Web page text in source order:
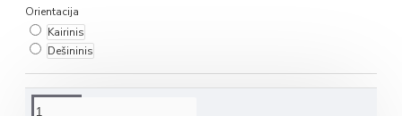
Orientacija
Kairinis
Dešininis